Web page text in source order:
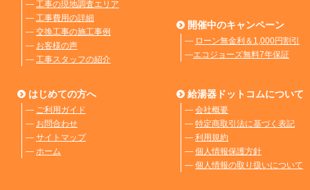
― 工事の現地調査エリア
― 工事費用の詳細
― 交換工事の施工事例
― お客様の声
― 工事スタッフの紹介
開催中のキャンペーン
― ローン無金利＆1,000円割引
―エコジョーズ無料7年保証
はじめての方へ
― ご利用ガイド
― お問合わせ
― サイトマップ
― ホーム
給湯器ドットコムについて
― 会社概要
― 特定商取引法に基づく表記
― 利用規約
― 個人情報保護方針
― 個人情報の取り扱いについて